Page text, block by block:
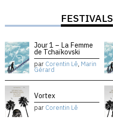
FESTIVALS
Jour 1 – La Femme
de Tchaïkovski
par Corentin Lê, Marin
Gérard
Vortex
par Corentin Lê